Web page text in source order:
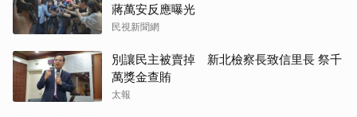
蔣萬安反應曝光
民視新聞網
別讓民主被賣掉 新北檢察長致信里長 祭千
萬獎金查賄
太報